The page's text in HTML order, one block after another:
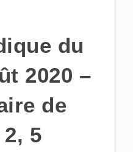
du
2020 –
de
5